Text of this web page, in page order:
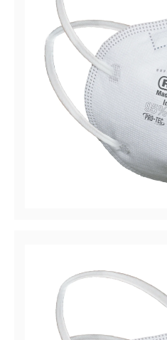
PRO-
Filtrado de partículas /